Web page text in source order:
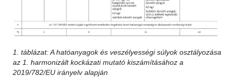
1. táblázat: A hatóanyagok és veszélyességi súlyok osztályozása
az 1. harmonizált kockázati mutató kiszámításához a
2019/782/EU irányelv alapján